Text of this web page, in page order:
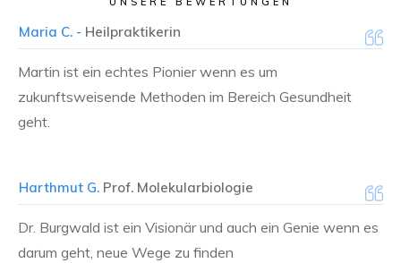
Maria C. - Heilpraktikerin
Martin ist ein echtes Pionier wenn es um
zukunftsweisende Methoden im Bereich Gesundheit
geht.
Harthmut G. Prof. Molekularbiologie
Dr. Burgwald ist ein Visionär und auch ein Genie wenn es
darum geht, neue Wege zu finden